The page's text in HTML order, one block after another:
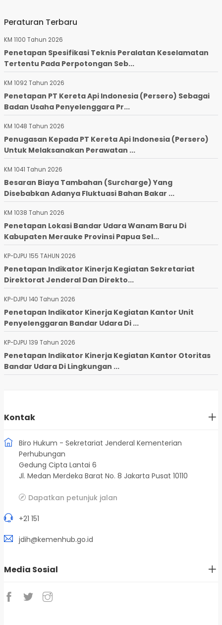
Peraturan Terbaru
KM 1100 Tahun 2026
Penetapan Spesifikasi Teknis Peralatan Keselamatan
Tertentu Pada Perpotongan Seb...
KM 1092 Tahun 2026
Penetapan PT Kereta Api Indonesia (Persero) Sebagai
Badan Usaha Penyelenggara Pr...
KM 1048 Tahun 2026
Penugasan Kepada PT Kereta Api Indonesia (Persero)
Untuk Melaksanakan Perawatan ...
KM 1041 Tahun 2026
Besaran Biaya Tambahan (Surcharge) Yang
Disebabkan Adanya Fluktuasi Bahan Bakar ...
KM 1038 Tahun 2026
Penetapan Lokasi Bandar Udara Wanam Baru Di
Kabupaten Merauke Provinsi Papua Sel...
KP-DJPU 155 TAHUN 2026
Penetapan Indikator Kinerja Kegiatan Sekretariat
Direktorat Jenderal Dan Direkto...
KP-DJPU 140 Tahun 2026
Penetapan Indikator Kinerja Kegiatan Kantor Unit
Penyelenggaran Bandar Udara Di ...
KP-DJPU 139 Tahun 2026
Penetapan Indikator Kinerja Kegiatan Kantor Otoritas
Bandar Udara Di Lingkungan ...
Kontak
Biro Hukum - Sekretariat Jenderal Kementerian
Perhubungan
Gedung Cipta Lantai 6
Jl. Medan Merdeka Barat No. 8 Jakarta Pusat 10110
Dapatkan petunjuk jalan
+21 151
jdih@kemenhub.go.id
Media Sosial